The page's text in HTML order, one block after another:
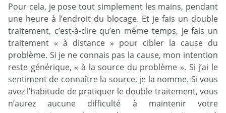
Pour cela, je pose tout simplement les mains, pendant
une heure à l’endroit du blocage. Et je fais un double
traitement, c’est-à-dire qu’en même temps, je fais un
traitement « à distance » pour cibler la cause du
problème. Si je ne connais pas la cause, mon intention
reste générique, « à la source du problème ». Si j’ai le
sentiment de connaître la source, je la nomme. Si vous
avez l’habitude de pratiquer le double traitement, vous
n’aurez aucune difficulté à maintenir votre